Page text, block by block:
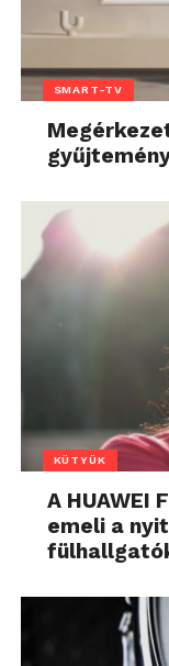
SMART-TV
KÜTYÜK
A HUAWEI
emeli a